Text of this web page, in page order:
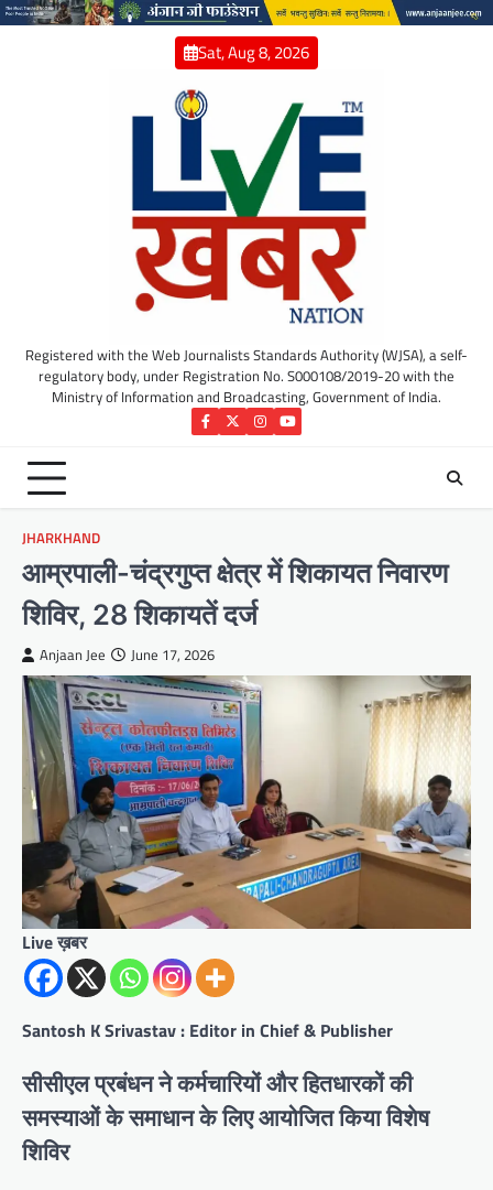
Skip
Sat, Aug 8, 2026
Registered with the Web Journalists Standards Authority (WJSA), a self-
regulatory body, under Registration No. S000108/2019-20 with the
Ministry of Information and Broadcasting, Government of India.
Facebook
TwitterInstagram
YouTube
JHARKHAND
आम्रपाली-चंद्रगुप्त क्षेत्र में शिकायत निवारण
शिविर, 28 शिकायतें दर्ज
Anjaan Jee June 17, 2026
Live ख़बर
Santosh K Srivastav : Editor in Chief & Publisher
सीसीएल प्रबंधन ने कर्मचारियों और हितधारकों की
समस्याओं के समाधान के लिए आयोजित किया विशेष
शिविर